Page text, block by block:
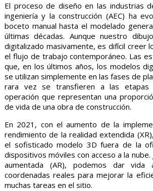
El proceso de diseño en las industrias
ingeniería y la construcción (AEC) ha
boceto manual hasta el modelado
últimas décadas. Aunque nuestro
digitalizado masivamente, es difícil creer
el flujo de trabajo contemporáneo. Las
que, en los últimos años, los modelos
se utilizan simplemente en las fases de
rara vez se transfieren a las etapas
operación que representan una
de vida de una obra de construcción.
En 2021, con el aumento de la
rendimiento de la realidad extendida
el sofisticado modelo 3D fuera de la
dispositivos móviles con acceso a la nube.
aumentada (AR), podemos dar
coordenadas reales para mejorar la
muchas tareas en el sitio.